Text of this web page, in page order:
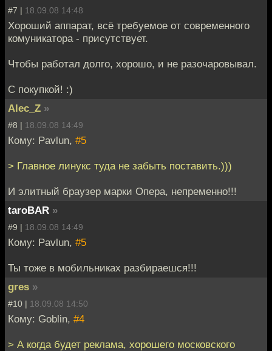
#7 | 18.09.08 14:48
Хороший аппарат, всё требуемое от современного
комуникатора - присутствует.
Чтобы работал долго, хорошо, и не разочаровывал.
С покупкой! :)
Alec_Z »
#8 | 18.09.08 14:49
Кому: Pavlun, #5
> Главное линукс туда не забыть поставить.)))
И элитный браузер марки Опера, непременно!!!
taroBAR »
#9 | 18.09.08 14:49
Кому: Pavlun, #5
Ты тоже в мобильниках разбираешся!!!
gres »
#10 | 18.09.08 14:50
Кому: Goblin, #4
> А когда будет реклама, хорошего московского